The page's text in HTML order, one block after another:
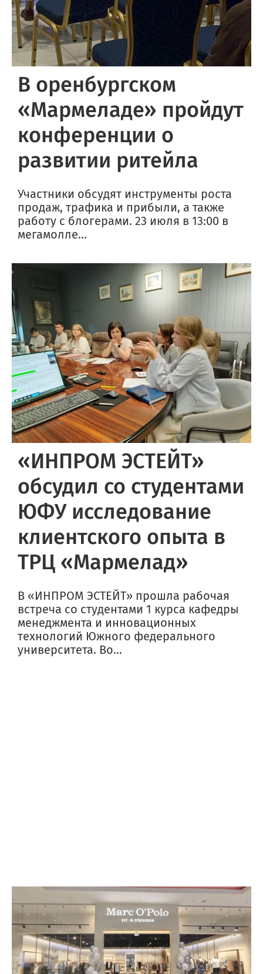
В оренбургском
«Мармеладе» пройдут
конференции о
развитии ритейла
Участники обсудят инструменты роста
продаж, трафика и прибыли, а также
работу с блогерами. 23 июля в 13:00 в
мегамолле...
«ИНПРОМ ЭСТЕЙТ»
обсудил со студентами
ЮФУ исследование
клиентского опыта в
ТРЦ «Мармелад»
В «ИНПРОМ ЭСТЕЙТ» прошла рабочая
встреча со студентами 1 курса кафедры
менеджмента и инновационных
технологий Южного федерального
университета. Во...